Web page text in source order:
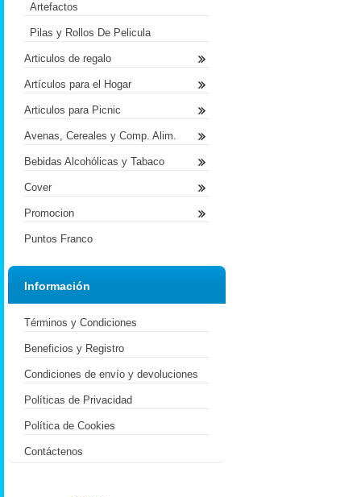
Artefactos
Pilas y Rollos De Pelicula
Articulos de regalo
Artículos para el Hogar
Articulos para Picnic
Avenas, Cereales y Comp. Alim.
Bebidas Alcohólicas y Tabaco
Cover
Promocion
Puntos Franco
Información
Términos y Condiciones
Beneficios y Registro
Condiciones de envío y devoluciones
Políticas de Privacidad
Política de Cookies
Contáctenos